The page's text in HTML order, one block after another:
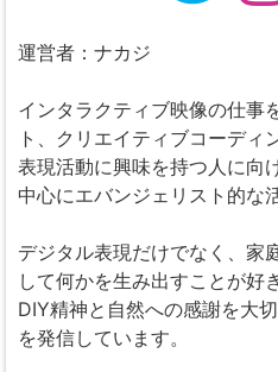
運営者：ナカジ
インタラクティブ映像の仕事
ト、クリエイティブコーデ
表現活動に興味を持つ人に向
中心にエバンジェリスト的な
デジタル表現だけでなく、家
して何かを生み出すことが好
DIY精神と自然への感謝を大
を発信しています。